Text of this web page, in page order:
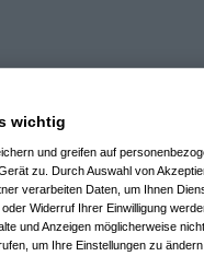
wichtig
und greifen auf
zu. Durch Auswahl von
verarbeiten Daten, um Ihnen
Widerruf Ihrer Einwilligung
und Anzeigen möglicherweise
um Ihre Einstellungen zu